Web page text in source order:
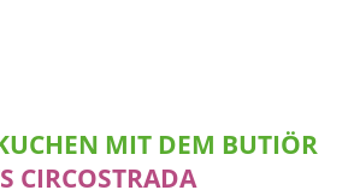
MIT DEM BUTIÖR
CIRCOSTRADA